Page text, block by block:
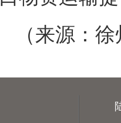
（来源：